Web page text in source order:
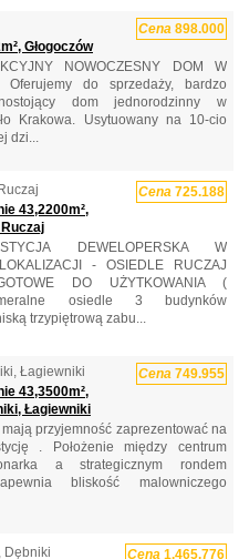
Cena 898.000
Głogoczów
NOWOCZESNY DOM W
Oferujemy do sprzedaży, bardzo
dom jednorodzinny w
Krakowa. Usytuowany na 10-cio
dzi...
Cena 725.188
43,2200m²,
DEWELOPERSKA W
- OSIEDLE RUCZAJ
DO UŻYTKOWANIA (
osiedle 3 budynków
trzypiętrową zabu...
Łagiewniki Cena 749.955
43,3500m²,
Łagiewniki
przyjemność zaprezentować na
. Położenie między centrum
a strategicznym rondem
bliskość malowniczego
Dębniki Cena 1.465.776